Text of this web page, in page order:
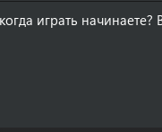
играть начинаете?